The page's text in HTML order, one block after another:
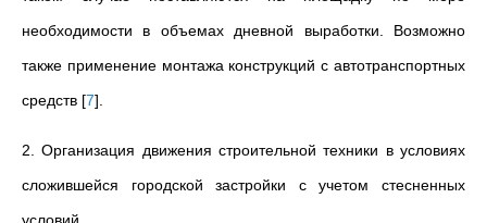
необходимости в объемах дневной выработки.
Возможно
также применение монтажа конструкций с автотранспортных
средств [7]
2. Организация движения строительной техники в условиях
сложившейся городской застройки с учетом стесненных